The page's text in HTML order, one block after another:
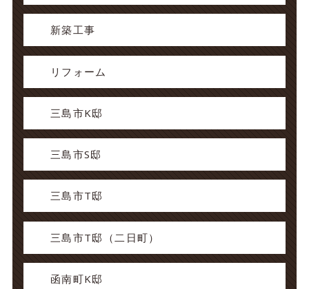
新築工事
リフォーム
三島市K邸
三島市S邸
三島市T邸
三島市T邸（二日町）
函南町K邸